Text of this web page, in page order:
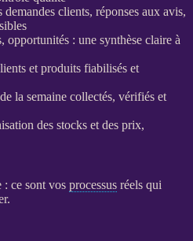
clients, réponses aux avis,
: une synthèse claire à
et produits fiabilisés et
la semaine collectés, vérifiés et
des stocks et des prix,
: ce sont vos processusréels qui